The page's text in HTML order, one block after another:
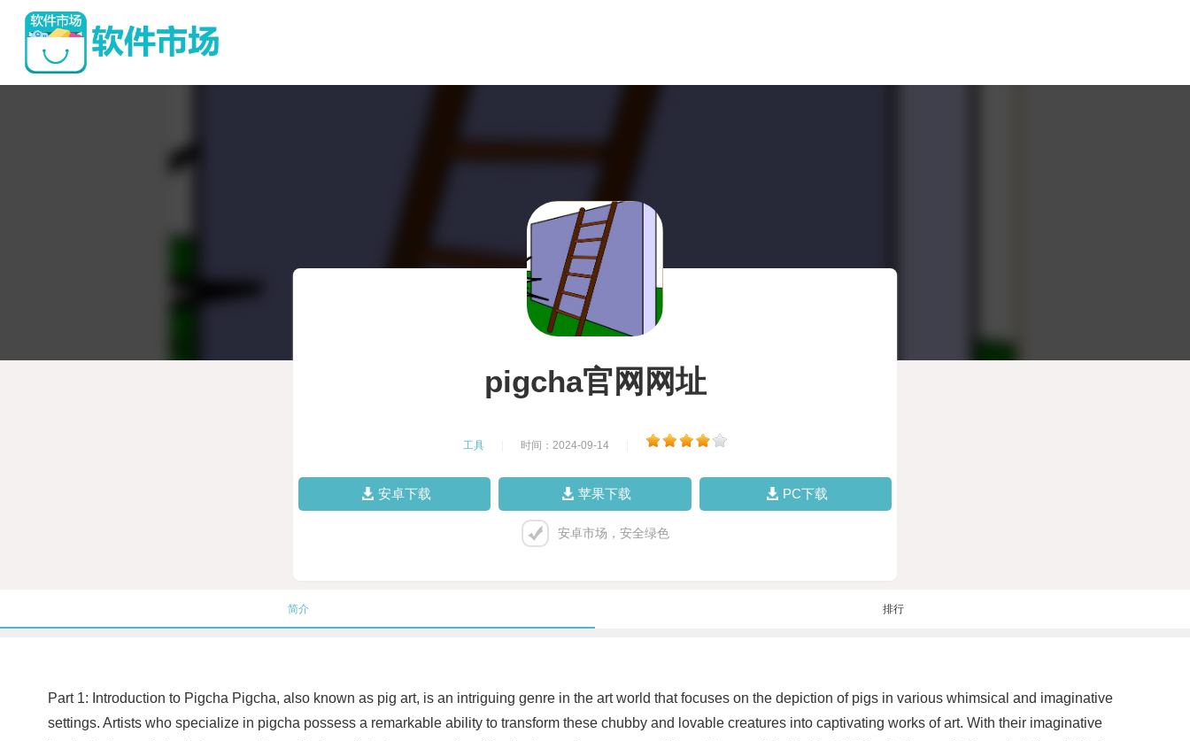
pigcha官网网址
工具 时间：2024-09-14
安卓下载 苹果下载 PC下载
安卓市场，安全绿色
简介 排行
Part 1: Introduction to Pigcha Pigcha, also known as pig art, is an intriguing genre in the art world that focuses on the depiction of pigs in various whimsical and imaginative
settings. Artists who specialize in pigcha possess a remarkable ability to transform these chubby and lovable creatures into captivating works of art. With their imaginative